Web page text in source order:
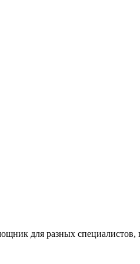
для разных